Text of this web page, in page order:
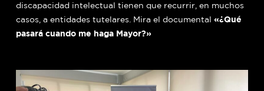
discapacidad intelectual tienen que recurrir, en muchos
casos, a entidades tutelares. Mira el documental «¿Qué
pasará cuando me haga Mayor?»